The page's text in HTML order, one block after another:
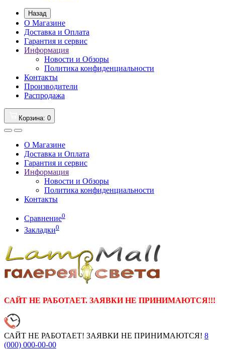
Назад
О Магазине
Доставка и Оплата
Гарантия и сервис
Информация
Новости и Обзоры
Политика конфиденциальности
Контакты
Производители
Распродажа
Корзина: 0
О Магазине
Доставка и Оплата
Гарантия и сервис
Информация
Новости и Обзоры
Политика конфиденциальности
Контакты
Сравнение0
Закладки0
САЙТ НЕ РАБОТАЕТ. ЗАЯВКИ НЕ ПРИНИМАЮТСЯ!!!
САЙТ НЕ РАБОТАЕТ! ЗАЯВКИ НЕ ПРИНИМАЮТСЯ! 8
(000) 000-00-00